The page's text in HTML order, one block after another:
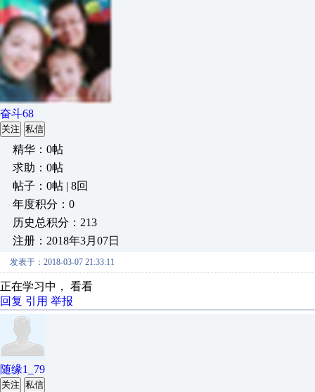
奋斗68
关注 私信
精华：0帖
求助：0帖
帖子：0帖 | 8回
年度积分：0
历史总积分：213
注册：2018年3月07日
发表于：2018-03-07 21:33:11
正在学习中， 看看
回复 引用 举报
随缘1_79
关注 私信